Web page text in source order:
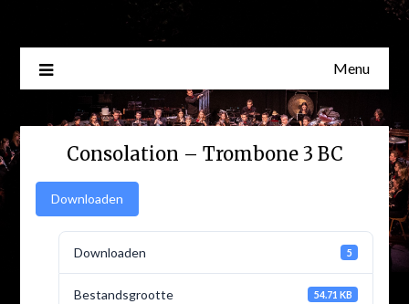
Menu
Consolation – Trombone 3 BC
Downloaden
Downloaden 5
Bestandsgrootte 54.71 KB